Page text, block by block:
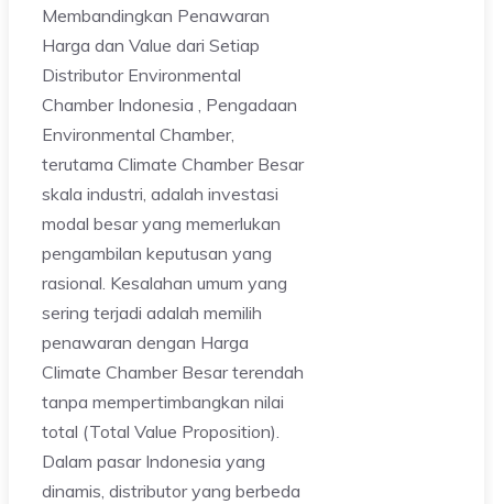
Membandingkan Penawaran
Harga dan Value dari Setiap
Distributor Environmental
Chamber Indonesia , Pengadaan
Environmental Chamber,
terutama Climate Chamber Besar
skala industri, adalah investasi
modal besar yang memerlukan
pengambilan keputusan yang
rasional. Kesalahan umum yang
sering terjadi adalah memilih
penawaran dengan Harga
Climate Chamber Besar terendah
tanpa mempertimbangkan nilai
total (Total Value Proposition).
Dalam pasar Indonesia yang
dinamis, distributor yang berbeda